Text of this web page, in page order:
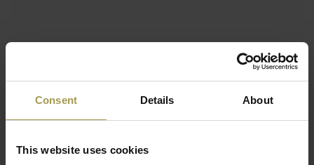
Consent Details About
This website uses cookies
De Interstuhl Every EV117 bureaustoel hoge
rugleuning stof is direct leverbaar in het zwart
met een zwart frame en hoge rugleuning.
Ontdek hem!
Materiaal:
kunstof of aluminium onderstel, 100%